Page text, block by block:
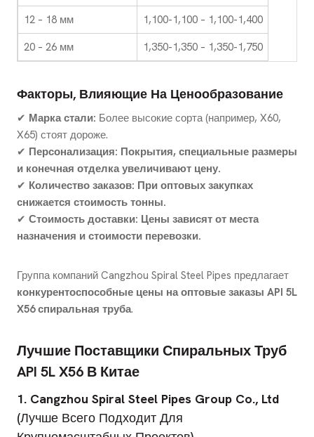
12 – 18 мм
1,100-1,100 – 1,100-1,400
20 – 26 мм
1,350-1,350 – 1,350-1,750
Факторы, Влияющие На Ценообразование
✔ Марка стали: Более высокие сорта (например, X60,
X65) стоят дороже.
✔ Персонализация: Покрытия, специальные размеры
и конечная отделка увеличивают цену.
✔ Количество заказов: При оптовых закупках
снижается стоимость тонны.
✔ Стоимость доставки: Цены зависят от места
назначения и стоимости перевозки.
Группа компаний Cangzhou Spiral Steel Pipes предлагает
конкурентоспособные цены на оптовые заказы API 5L
X56 спиральная труба.
Лучшие Поставщики Спиральных Труб
API 5L X56 В Китае
1. Cangzhou Spiral Steel Pipes Group Co., Ltd
(Лучше Всего Подходит Для